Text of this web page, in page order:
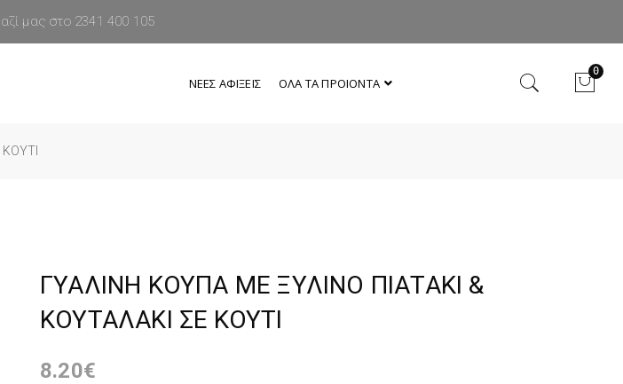
μας στο 2341 400 105
ΟΛΑ ΤΑ ΠΡΟΙΟΝΤΑ
ΝΕΕΣ ΑΦΙΞΕΙΣ
0
ΓΥΑΛΙΝΗ ΚΟΥΠΑ ΜΕ ΞΥΛΙΝΟ ΠΙΑΤΑΚΙ &
ΚΟΥΤΑΛΑΚΙ ΣΕ ΚΟΥΤΙ
8.20€